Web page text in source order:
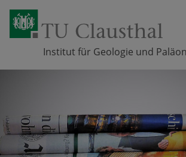
Institut für Geologie und